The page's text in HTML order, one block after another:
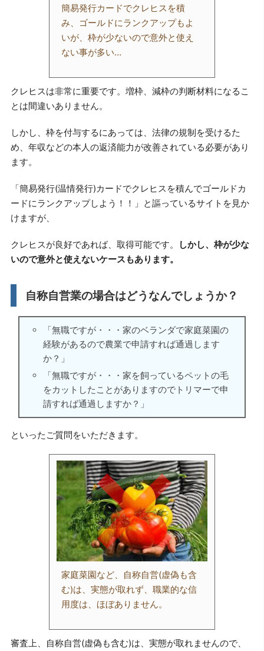
簡易発行カードでクレヒスを積
み、ゴールドにランクアップもよ
いが、枠が少ないので意外と使え
ない事が多い…
クレヒスは非常に重要です。増枠、減枠の判断材料になるこ
とは間違いありません。
しかし、枠を付与するにあっては、法律の規制を受けるた
め、年収などの本人の返済能力が改善されている必要があり
ます。
「簡易発行(温情発行)カードでクレヒスを積んでゴールドカ
ードにランクアップしよう！！」と謳っているサイトを見か
けますが、
クレヒスが良好であれば、取得可能です。
しかし、枠が少な
いので意外と使えないケースもあります。
自称自営業の場合はどうなんでしょうか？
「無職ですが・・・家のベランダで家庭菜園の
経験があるので農業で申請すれば通過します
か？」
「無職ですが・・・家を飼っているペットの毛
をカットしたことがありますのでトリマーで申
請すれば通過しますか？」
といったご質問をいただきます。
家庭菜園など、自称自営(虚偽も含
む)は、実態が取れず、職業的な信
用度は、ほぼありません。
審査上、自称自営(虚偽も含む)は、実態が取れませんので、